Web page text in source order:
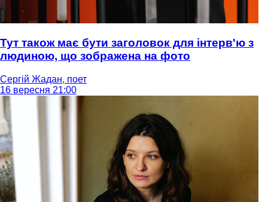
Тут також має бути заголовок для інтерв'ю з
людиною, що зображена на фото
Сергій Жадан, поет
16 вересня 21:00